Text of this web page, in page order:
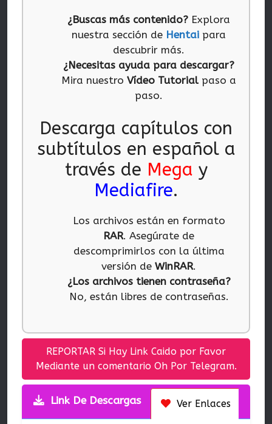
¿Buscas más contenido? Explora
nuestra sección de Hentai para
descubrir más.
¿Necesitas ayuda para descargar?
Mira nuestroVídeo Tutorial paso a
paso.
Descarga capítulos con
subtítulos en español a
través de Mega y
Mediafire.
Los archivos están en formato
RAR. Asegúrate de
descomprimirlos con la última
versión deWinRAR.
¿Los archivos tienen contraseña?
No, están libres de contraseñas.
REPORTAR Si Hay Link Caido por Favor
Mediante un comentario Oh Por Telegram.
Link De Descargas Ver Enlaces